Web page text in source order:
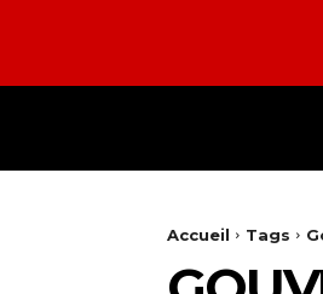
Accueil Tags